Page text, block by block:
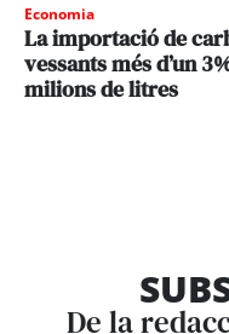
Economia
La importació de
vessants més d’un
milions de litres
De la